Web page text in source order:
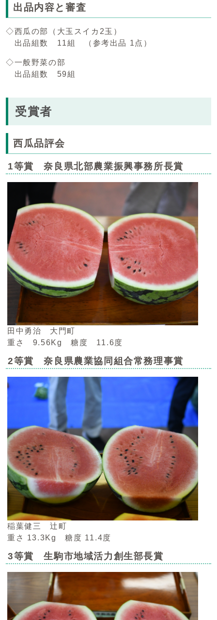
出品内容と審査
◇西瓜の部（大玉スイカ2玉）
出品組数 11組 （参考出品 1点）
◇一般野菜の部
出品組数 59組
受賞者
西瓜品評会
1等賞 奈良県北部農業振興事務所長賞
田中勇治 大門町
重さ 9.56Kg 糖度 11.6度
2等賞 奈良県農業協同組合常務理事賞
稲葉健三 辻町
重さ 13.3Kg 糖度 11.4度
3等賞 生駒市地域活力創生部長賞